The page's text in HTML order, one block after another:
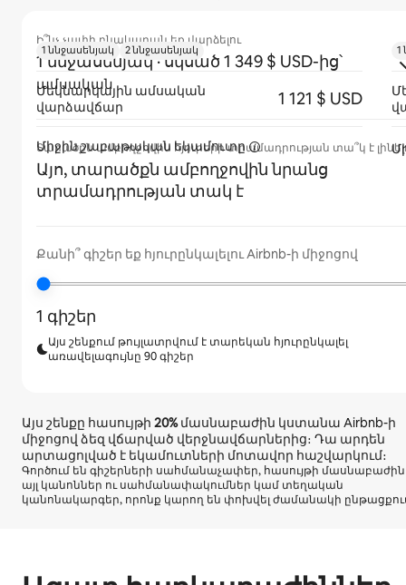
Ի՞նչ չափի բնակարան եք վարձելու
1 ննջասենյակ · սկսած 1 349 $ USD-ից՝
ամսական
Տարածքն ամբողջովին հյուրերի տրամադրության տա՞կ է
Այո, տարածքն ամբողջովին նրանց
տրամադրության տակ է
Քանի՞ գիշեր եք հյուրընկալելու Airbnb-ի միջոցով
1 գիշեր
Այս շենքում թույլատրվում է տարեկան հյուրընկալել
առավելագույնը 90 գիշեր
Այս շենքը հասույթի 20%մասնաբաժին կստանա Airbnb-ի
միջոցով ձեզ վճարված վերջնավճարներից։ Դա արդեն
արտացոլված է եկամուտների մոտավոր հաշվարկում։
Գործում են գիշերների սահմանաչափեր, հասույթի
այլ կանոններ ու սահմանափակումներ կամ տեղական
կանոնակարգեր, որոնք կարող են փոխվել ժամանակի
1 ննջասենյակ 2 ննջասենյակ
Մեկնարկային ամսական
վարձավճար
1 121 $ USD
Միջին շաբաթական եկամուտը
1